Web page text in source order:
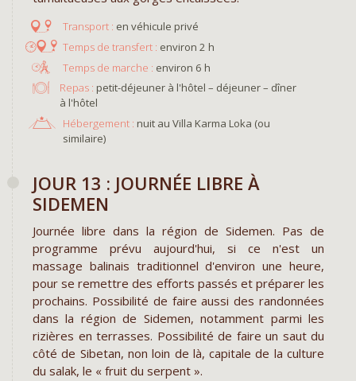
en véhicule privé
environ 2 h
environ 6 h
Repas : petit-déjeuner à l'hôtel – déjeuner – dîner
à l'hôtel
Hébergement : nuit au Villa Karma Loka (ou
similaire)
JOUR 13 : JOURNÉE LIBRE À
SIDEMEN
Journée libre dans la région de Sidemen. Pas de
programme prévu aujourd'hui, si ce n'est un
massage balinais traditionnel d'environ une heure,
pour se remettre des efforts passés et préparer les
prochains. Possibilité de faire aussi des randonnées
dans la région de Sidemen, notamment parmi les
rizières en terrasses. Possibilité de faire un saut du
côté de Sibetan, non loin de là, capitale de la culture
du salak, le « fruit du serpent ».